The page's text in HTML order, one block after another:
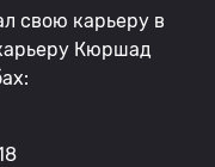
свою карьеру в
Кюршад